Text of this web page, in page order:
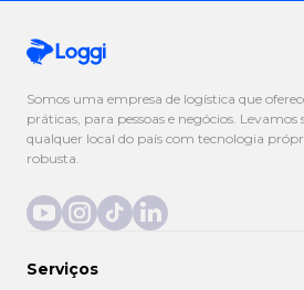
Somos uma empresa de logística que
práticas, para pessoas e negócios.
qualquer local do país com tecnologia
robusta.
Serviços